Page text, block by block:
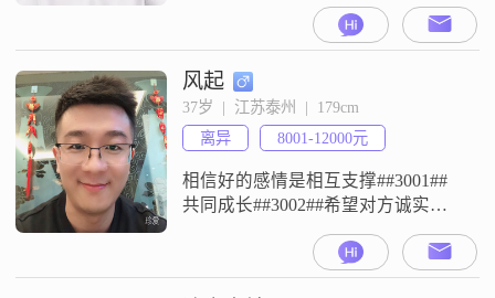
20000元之间，拥有大学本科学历
##3002##我性格幽默风趣，总是希
望能给身边的人带来快乐##3002##
我与人相处随和，真诚可靠，相信
真诚是人际交往的基础##3002##我
有一些个人爱好，比如电子游戏，
这让
风起
37岁  |  江苏泰州  |  179cm
离异
8001-12000元
相信好的感情是相互支撑##3001##
共同成长##3002##希望对方诚实善
发看剧，也能一起去看看世界
##3002##